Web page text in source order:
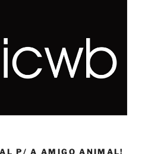
P/ A AMIGO ANIMAL!